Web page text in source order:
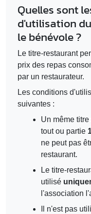
Quelles sont
d'utilisation
le bénévole ?
Le titre-restaurant
prix des repas
par un restaurateur.
Les conditions
suivantes :
Un même
tout ou partie
ne peut pas
restaurant.
Le titre-
utilisé
l'association
Il n'est pas